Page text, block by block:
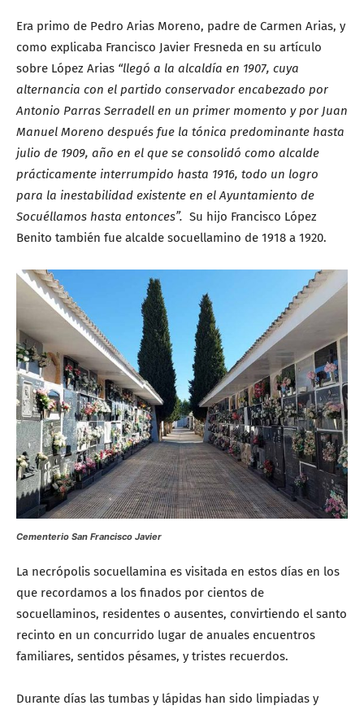
Era primo de Pedro Arias Moreno, padre de Carmen Arias, y
como explicaba Francisco Javier Fresneda en su artículo
sobre López Arias “llegó a la alcaldía en 1907, cuya
alternancia con el partido conservador encabezado por
Antonio Parras Serradell en un primer momento y por Juan
Manuel Moreno después fue la tónica predominante hasta
julio de 1909, año en el que se consolidó como alcalde
prácticamente interrumpido hasta 1916, todo un logro
para la inestabilidad existente en el Ayuntamiento de
Socuéllamos hasta entonces”. Su hijo Francisco López
Benito también fue alcalde socuellamino de 1918 a 1920.
Cementerio San Francisco Javier
La necrópolis socuellamina es visitada en estos días en los
que recordamos a los finados por cientos de
socuellaminos, residentes o ausentes, convirtiendo el santo
recinto en un concurrido lugar de anuales encuentros
familiares, sentidos pésames, y tristes recuerdos.
Durante días las tumbas y lápidas han sido limpiadas y